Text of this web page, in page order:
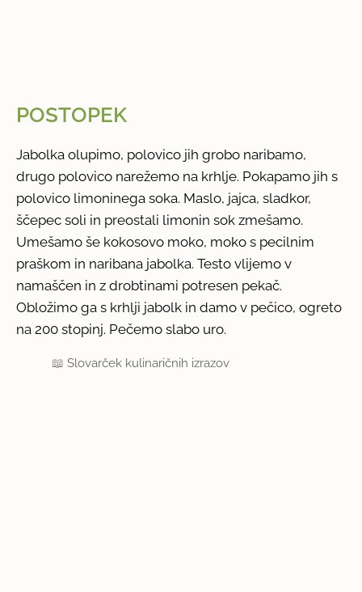
POSTOPEK
Jabolka olupimo, polovico jih grobo naribamo,
drugo polovico narežemo na krhlje. Pokapamo jih s
polovico limoninega soka. Maslo, jajca, sladkor,
ščepec soli in preostali limonin sok zmešamo.
Umešamo še kokosovo moko, moko s pecilnim
praškom in naribana jabolka. Testo vlijemo v
namaščen in z drobtinami potresen pekač.
Obložimo ga s krhlji jabolk in damo v pečico, ogreto
na 200 stopinj. Pečemo slabo uro.
📖Slovarček kulinaričnih izrazov